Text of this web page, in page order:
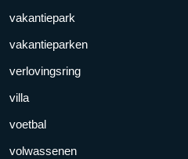
vakantiepark
vakantieparken
verlovingsring
villa
voetbal
volwassenen